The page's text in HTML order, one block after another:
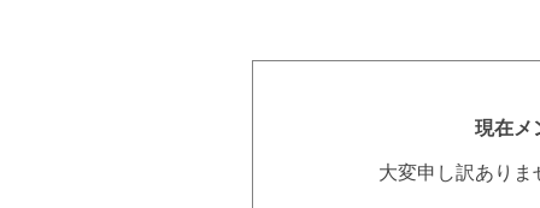
現在メ
大変申し訳あり